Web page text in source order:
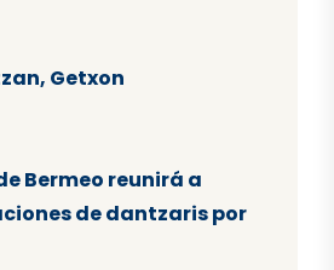
Getxon
Bermeo reunirá a
de dantzaris por